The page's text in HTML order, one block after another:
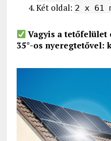
Két oldal: 2 x 61
Vagyis a tetőfelület
35°-os nyeregtetővel: